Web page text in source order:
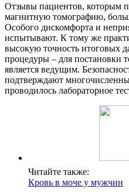
Отзывы пациентов, которым
магнитную томографию,
Особого дискомфорта и
испытывают. К тому же
высокую точность итоговых
процедуры – для постановки
является ведущим.
подтверждают
проводилось лабораторное
Читайте также:
Кровь в моче у мужчин